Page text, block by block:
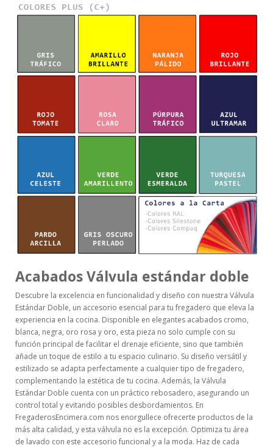
Acabados Válvula estándar doble
Descubre la excelencia en funcionalidad y diseño con nuestra Válvula
Estándar Doble, un accesorio esencial para tu fregadero que eleva la
experiencia en la cocina. Disponible en elegantes acabados cromo,
blanca, negra, oro rosa y oro, esta pieza no solo cumple con su
función principal de facilitar el drenaje eficiente, sino que también
añade un toque de estilo a tu espacio culinario. Su diseño versátil y
estilizado se adapta perfectamente a cualquier tipo de fregadero,
complementando la estética de tu cocina. Además, la Válvula
Estándar Doble cuenta con un práctico rebosadero, asegurando un
control total y evitando posibles desbordamientos. En
FregaderosEncimera.com nos enorgullece ofrecerte productos de la
más alta calidad, y esta válvula no es la excepción. Optimiza tu área
de lavado con este accesorio funcional y a la moda. Haz de cada